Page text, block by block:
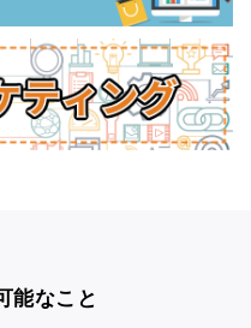
能なこと